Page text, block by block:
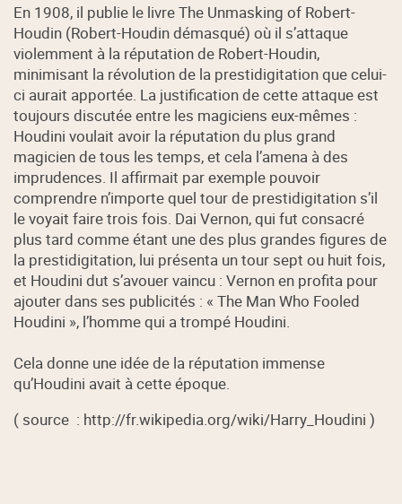
En 1908, il publie le livre The Unmasking of Robert-
Houdin (Robert-Houdin démasqué) où il s’attaque
violemment à la réputation de Robert-Houdin,
minimisant la révolution de la prestidigitation que celui-
ci aurait apportée. La justification de cette attaque est
toujours discutée entre les magiciens eux-mêmes :
Houdini voulait avoir la réputation du plus grand
magicien de tous les temps, et cela l’amena à des
imprudences. Il affirmait par exemple pouvoir
comprendre n’importe quel tour de prestidigitation s’il
le voyait faire trois fois. Dai Vernon, qui fut consacré
plus tard comme étant une des plus grandes figures de
la prestidigitation, lui présenta un tour sept ou huit fois,
et Houdini dut s’avouer vaincu : Vernon en profita pour
ajouter dans ses publicités : « The Man Who Fooled
Houdini », l’homme qui a trompé Houdini.
Cela donne une idée de la réputation immense
qu’Houdini avait à cette époque.
( source : http://fr.wikipedia.org/wiki/Harry_Houdini )